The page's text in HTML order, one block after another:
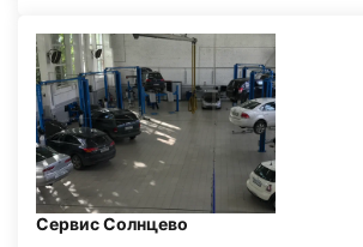
Сервис Солнцево